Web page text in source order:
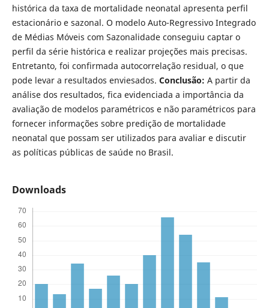
histórica da taxa de mortalidade neonatal apresenta perfil
estacionário e sazonal. O modelo Auto-Regressivo Integrado
de Médias Móveis com Sazonalidade conseguiu captar o
perfil da série histórica e realizar projeções mais precisas.
Entretanto, foi confirmada autocorrelação residual, o que
pode levar a resultados enviesados. Conclusão: A partir da
análise dos resultados, fica evidenciada a importância da
avaliação de modelos paramétricos e não paramétricos para
fornecer informações sobre predição de mortalidade
neonatal que possam ser utilizados para avaliar e discutir
as políticas públicas de saúde no Brasil.
Downloads